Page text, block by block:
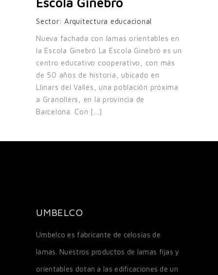
Sector: Arquitectura educacional
Nueva fachada con lamas orientables en
la Escola Ginebró La Escola Ginebró es un
centro educativo cooperativo, con más
de 50 años de historia, ubicado en
Llinars del Vallés, una población próxima
a Granollers, en la provincia de
Barcelona. Con [...]
UMBELCO
Umbelco es fabricante de celosías de
lamas. Nuestros productos de lamas fijas y
orientables dotan a las edificaciones de un